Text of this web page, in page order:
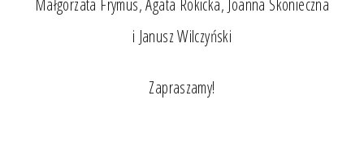
Małgorzata Frymus, Agata Rokicka, Joanna Skonieczna
i Janusz Wilczyński
Zapraszamy!